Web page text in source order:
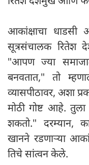
आकांक्षाचा धाडसी
सूत्रसंचालक रितेश
"आपण ज्या
बनवतात," तो
व्यासपीठावर, अशा
मोठी गोष्ट आहे.
शकतो." दरम्यान,
खानने रडणाऱ्या
तिचे सांत्वन केले.